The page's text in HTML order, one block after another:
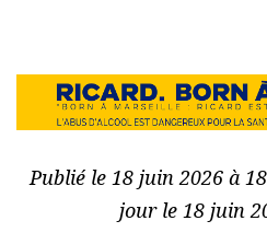
Publié le 18 juin 2026 à
jour le 18 juin